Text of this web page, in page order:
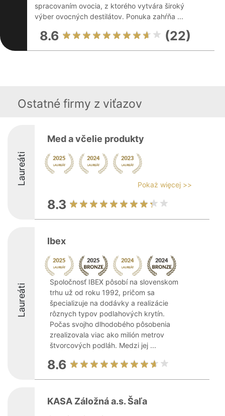
spracovaním ovocia, z ktorého vytvára široký
výber ovocných destilátov. Ponuka zahŕňa ...
8.6 (22)
Ostatné firmy z viťazov
Laureáti
Med a včelie produkty
Pokaż więcej >>
8.3
Laureáti
Ibex
Spoločnosť IBEX pôsobí na slovenskom
trhu už od roku 1992, pričom sa
špecializuje na dodávky a realizácie
rôznych typov podlahových krytín.
Počas svojho dlhodobého pôsobenia
zrealizovala viac ako milión metrov
štvorcových podláh. Medzi jej ...
8.6
KASA Záložná a.s. Šaľa